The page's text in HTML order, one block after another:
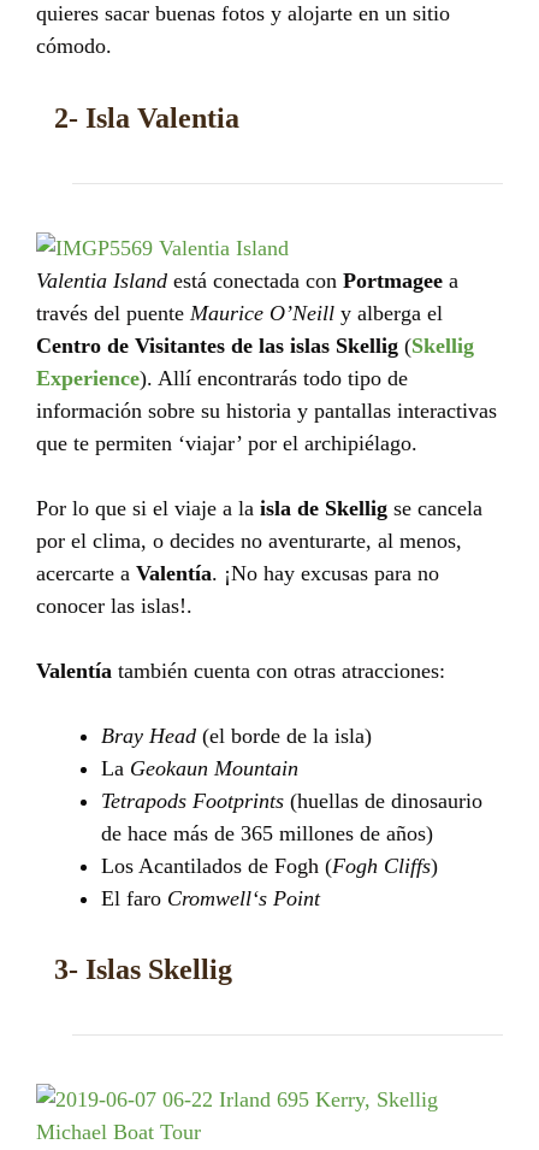
quieres sacar buenas fotos y alojarte en un sitio
cómodo.
2- Isla Valentia
Valentia Island está conectada con Portmagee a
través del puente Maurice O’Neill y alberga el
Centro de Visitantes de las islas Skellig (Skellig
Experience). Allí encontrarás todo tipo de
información sobre su historia y pantallas interactivas
que te permiten ‘viajar’ por el archipiélago.
Por lo que si el viaje a la isla de Skellig se cancela
por el clima, o decides no aventurarte, al menos,
acercarte a Valentía. ¡No hay excusas para no
conocer las islas!.
Valentía también cuenta con otras atracciones:
Bray Head (el borde de la isla)
La Geokaun Mountain
Tetrapods Footprints (huellas de dinosaurio
de hace más de 365 millones de años)
Los Acantilados de Fogh (Fogh Cliffs)
El faro Cromwell‘s Point
3- Islas Skellig